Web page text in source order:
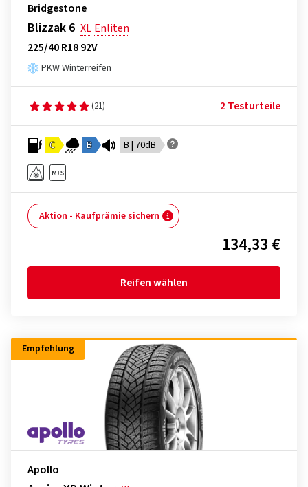
Bridgestone
Blizzak 6 XL Enliten
225/40 R18 92V
PKW Winterreifen
(21) 2 Testurteile
C B B | 70dB
Aktion - Kaufprämie sichern
134,33 €
Reifen wählen
Empfehlung
Apollo